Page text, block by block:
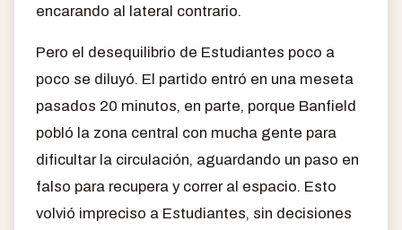
encarando al lateral contrario.
Pero el desequilibrio de Estudiantes poco a
poco se diluyó. El partido entró en una meseta
pasados 20 minutos, en parte, porque Banfield
pobló la zona central con mucha gente para
dificultar la circulación, aguardando un paso en
falso para recupera y correr al espacio. Esto
volvió impreciso a Estudiantes, sin decisiones